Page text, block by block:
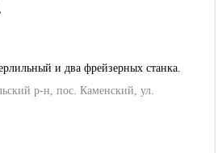
и два фрейзерных станка.
р-н, пос. Каменский, ул.